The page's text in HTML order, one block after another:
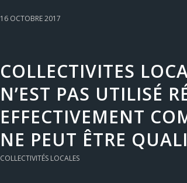
16 OCTOBRE 2017
COLLECTIVITES
N’EST PAS UTILISÉ
EFFECTIVEMENT
NE PEUT ÊTRE
COLLECTIVITÉS LOCALES